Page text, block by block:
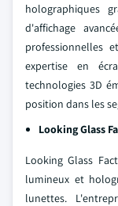
holographiques
d'affichage
professionnelles
expertise en
technologies 3D
position dans les
Looking Glass
Looking Glass
lumineux et
lunettes.